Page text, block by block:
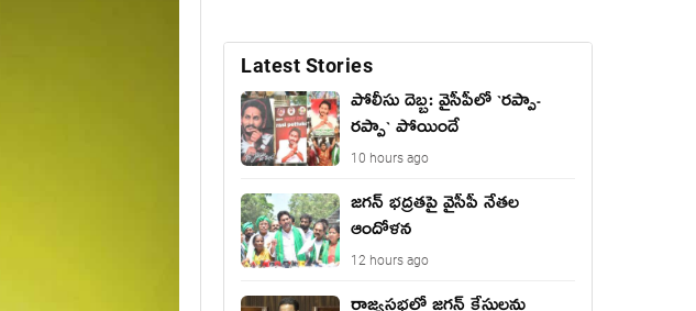
Latest Stories
పోలీసు దెబ్బ: వైసీపీలో `ర‌ప్పా-
ర‌ప్పా` పోయిందే
10 hours ago
జ‌గ‌న్ భద్రతపై వైసీపీ నేతల
ఆందోళన
12 hours ago